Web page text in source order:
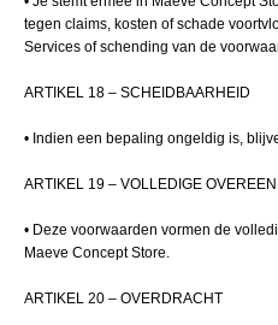
tegen claims, kosten of schade
Services of schending van de
ARTIKEL 18 – SCHEIDBAARHEID
• Indien een bepaling ongeldig is,
ARTIKEL 19 – VOLLEDIGE
• Deze voorwaarden vormen de
Maeve Concept Store.
ARTIKEL 20 – OVERDRACHT